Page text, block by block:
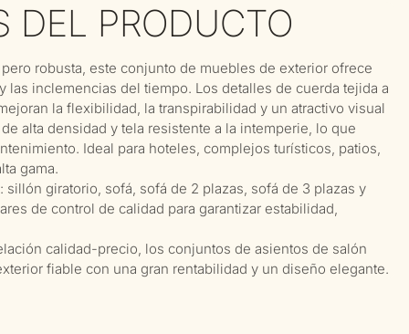
DEL PRODUCTO
robusta, este conjunto de muebles de exterior ofrece
inclemencias del tiempo. Los detalles de cuerda tejida a
la flexibilidad, la transpirabilidad y un atractivo visual
alta densidad y tela resistente a la intemperie, lo que
Ideal para hoteles, complejos turísticos, patios,
gama.
giratorio, sofá, sofá de 2 plazas, sofá de 3 plazas y
de control de calidad para garantizar estabilidad,
calidad-precio, los conjuntos de asientos de salón
fiable con una gran rentabilidad y un diseño elegante.